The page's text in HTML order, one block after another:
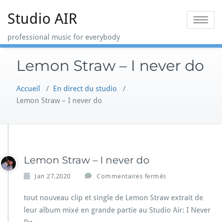
Studio AIR
professional music for everybody
Toggle
Lemon Straw – I never do
Accueil / En direct du studio /
Lemon Straw – I never do
Lemon Straw – I never do
Jan 27,2020 Commentaires fermés
r
e
tout nouveau clip et single de Lemon Straw extrait de
leur album mixé en grande partie au Studio Air: I Never